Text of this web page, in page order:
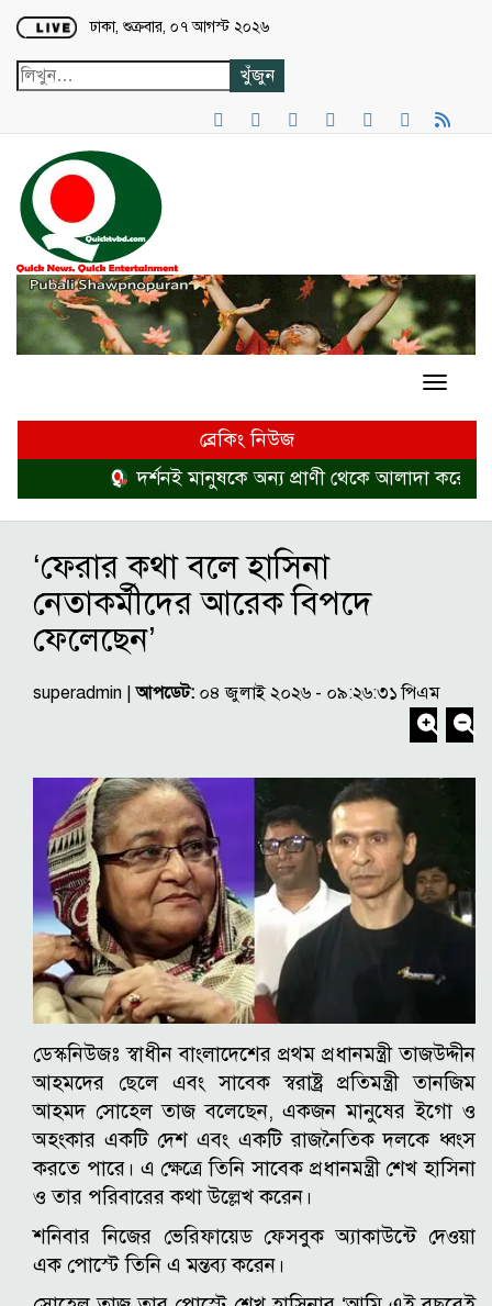
Loading...
ঢাকা, শুক্রবার, ০৭ আগস্ট ২০২৬
ব্রেকিং নিউজ
দর্শনই মানুষকে অন্য প্রাণী থেকে আলাদা করে
‘ফেরার কথা বলে হাসিনা
নেতাকর্মীদের আরেক বিপদে
ফেলেছেন’
superadmin |আপডেট: ০৪ জুলাই ২০২৬ - ০৯:২৬:৩১ পিএম
ডেস্কনিউজঃ স্বাধীন বাংলাদেশের প্রথম প্রধানমন্ত্রী তাজউদ্দীন
আহমদের ছেলে এবং সাবেক স্বরাষ্ট্র প্রতিমন্ত্রী তানজিম
আহমদ সোহেল তাজ বলেছেন, একজন মানুষের ইগো ও
অহংকার একটি দেশ এবং একটি রাজনৈতিক দলকে ধ্বংস
করতে পারে। এ ক্ষেত্রে তিনি সাবেক প্রধানমন্ত্রী শেখ হাসিনা
ও তার পরিবারের কথা উল্লেখ করেন।
শনিবার নিজের ভেরিফায়েড ফেসবুক অ্যাকাউন্টে দেওয়া
এক পোস্টে তিনি এ মন্তব্য করেন।